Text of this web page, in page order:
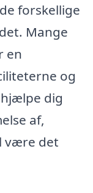
forskellige
Mange
en
og
dig
af,
være det